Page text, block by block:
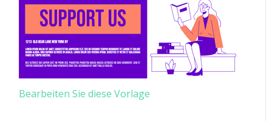
Bearbeiten Sie diese Vorlage